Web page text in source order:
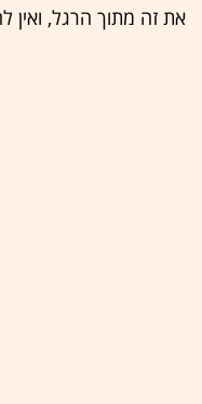
את זה מתוך הרגל, ואין